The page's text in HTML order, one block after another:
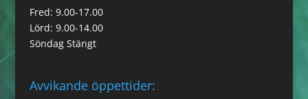
Fred: 9.00-17.00
Lörd: 9.00-14.00
Söndag Stängt
Avvikande öppettider: